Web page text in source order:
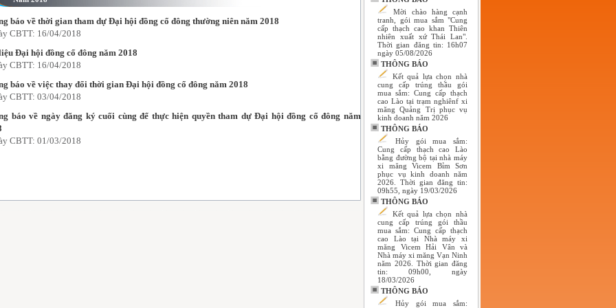
báo về thời gian tham dự Đại hội đồng cổ đông thường niên năm 2018
CBTT: 16/04/2018
Đại hội đồng cổ đông năm 2018
CBTT: 16/04/2018
báo về việc thay đổi thời gian Đại hội đồng cổ đông năm 2018
CBTT: 03/04/2018
báo về ngày đăng ký cuối cùng để thực hiện quyền tham dự Đại hội đồng cổ đông năm
CBTT: 01/03/2018
Mời chào hàng cạnh
tranh, gói mua sắm "Cung
cấp thạch cao khan Thiên
nhiên xuất xứ Thái Lan".
Thời gian đăng tin: 16h07
ngày 05/08/2026
THÔNG BÁO
Kết quả lựa chọn nhà
cung cấp trúng thầu gói
mua sắm: Cung cấp thạch
cao Lào tại trạm nghiênf xi
măng Quảng Trị phục vụ
kinh doanh năm 2026
THÔNG BÁO
Hủy gói mua sắm:
Cung cấp thạch cao Lào
bằng đường bộ tại nhà máy
xi măng Vicem Bỉm Sơn
phục vụ kinh doanh năm
2026. Thời gian đăng tin:
09h55, ngày 19/03/2026
THÔNG BÁO
Kết quả lựa chọn nhà
cung cấp trúng gói thầu
mua sắm: Cung cấp thạch
cao Lào tại Nhà máy xi
măng Vicem Hải Vân và
Nhà máy xi măng Vạn Ninh
năm 2026. Thời gian đăng
tin: 09h00, ngày
18/03/2026
THÔNG BÁO
Hủy gói mua sắm: